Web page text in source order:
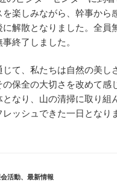
を楽しみながら、幹事から
解散となりました。全員
終了しました。
じて、私たちは自然の美し
保全の大切さを改めて感
なり、山の清掃に取り組
ッシュできた一日となり
活動、 最新情報